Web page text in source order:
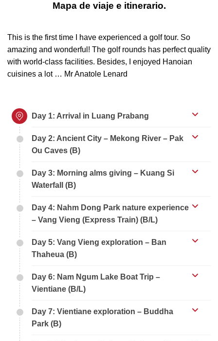
Mapa de viaje e itinerario.
This is the first time I have experienced a golf tour. So
amazing and wonderful! The golf rounds has perfect quality
with world-class facilities. Besides, I enjoyed Hanoian
cuisines a lot … Mr Anatole Lenard
Day 1: Arrival in Luang Prabang
Day 2: Ancient City – Mekong River – Pak
Ou Caves (B)
Day 3: Morning alms giving – Kuang Si
Waterfall (B)
Day 4: Nahm Dong Park nature experience
– Vang Vieng (Express Train) (B/L)
Day 5: Vang Vieng exploration – Ban
Thaheua (B)
Day 6: Nam Ngum Lake Boat Trip –
Vientiane (B/L)
Day 7: Vientiane exploration – Buddha
Park (B)